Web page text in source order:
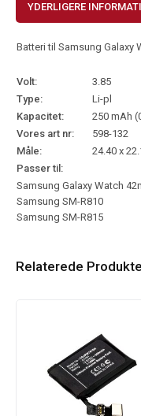
YDERLIGERE
Batteri til Samsung Galaxy
Volt:
3.85
Type:
Li-pl
Kapacitet:
250 mAh
Vores art nr:
598-132
Måle:
24.40 x
Passer til:
Samsung Galaxy Watch
Samsung SM-R810
Samsung SM-R815
Relaterede